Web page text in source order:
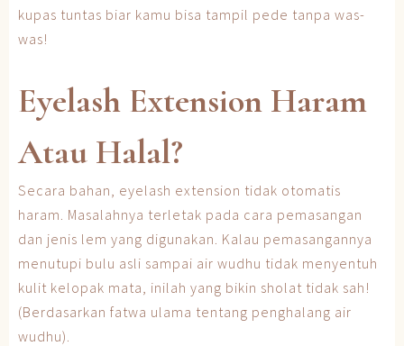
kupas tuntas biar kamu bisa tampil pede tanpa was-
was!
Eyelash Extension Haram
Atau Halal?
Secara bahan, eyelash extension tidak otomatis
haram. Masalahnya terletak pada cara pemasangan
dan jenis lem yang digunakan. Kalau pemasangannya
menutupi bulu asli sampai air wudhu tidak menyentuh
kulit kelopak mata, inilah yang bikin sholat tidak sah!
(Berdasarkan fatwa ulama tentang penghalang air
wudhu).